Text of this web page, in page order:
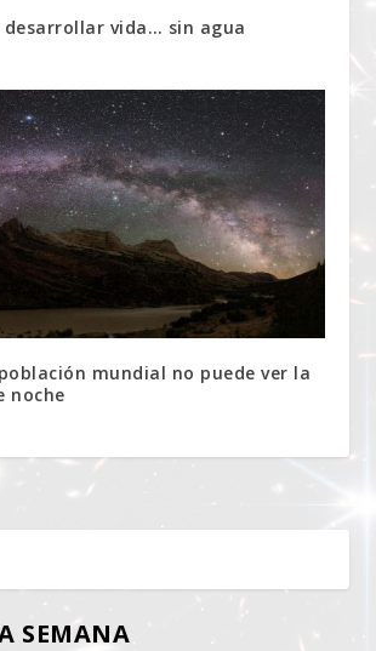
vida… sin agua
mundial no puede ver la
noche
SEMANA